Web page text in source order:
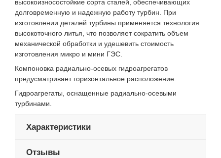
высокоизносостойкие сорта сталей, обеспечивающих
долговременную и надежную работу турбин. При
изготовлении деталей турбины применяется технология
высокоточного литья, что позволяет сократить объем
механической обработки и удешевить стоимость
изготовления микро и мини ГЭС.
Компоновка радиально-осевых гидроагрегатов
предусматривает горизонтальное расположение.
Гидроагрегаты, оснащенные радиально-осевыми
турбинами.
Характеристики
Отзывы